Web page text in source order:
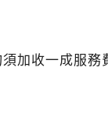
加收一成服務